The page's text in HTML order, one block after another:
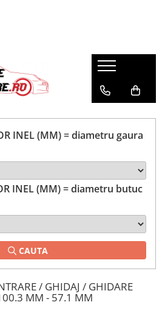
INEL (MM) = diametru gaura
INEL (MM) = diametru butuc
CAUTA
/ GHIDAJ / GHIDARE
MM - 57.1 MM